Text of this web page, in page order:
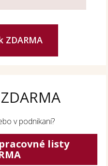
ZDARMA
v podnikaní?
listy